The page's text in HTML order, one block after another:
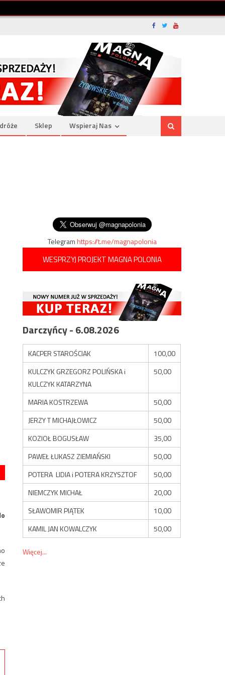
Sklep Wspieraj Nas
Telegramhttps://t.me/magnapolonia
WESPRZYJ PROJEKT MAGNA POLONIA
Darczyńcy - 6.08.2026
KACPER STAROŚCIAK
100,00
KULCZYK GRZEGORZ POLIŃSKA i
KULCZYK KATARZYNA
50,00
MARIA KOSTRZEWA
50,00
JERZY T MICHAJŁOWICZ
50,00
KOZIOŁ BOGUSŁAW
35,00
PAWEŁ ŁUKASZ ZIEMIAŃSKI
50,00
POTERA LIDIA i POTERA KRZYSZTOF
50,00
NIEMCZYK MICHAŁ
20,00
SŁAWOMIR PIĄTEK
10,00
KAMIL JAN KOWALCZYK
50,00
Więcej...